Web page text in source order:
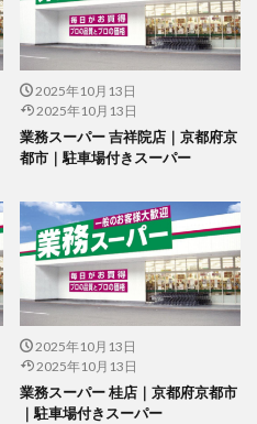
2025年10月13日
2025年10月13日
業務スーパー 吉祥院店｜京都府京
都市｜駐車場付きスーパー
2025年10月13日
2025年10月13日
業務スーパー 桂店｜京都府京都市
｜駐車場付きスーパー